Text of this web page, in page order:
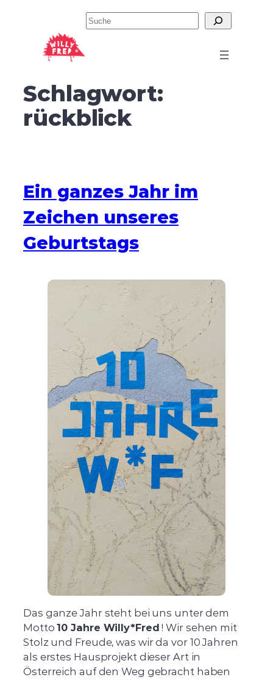
springen
Suchen
Schlagwort:
rückblick
Ein ganzes Jahr im
Zeichen unseres
Geburtstags
Das ganze Jahr steht bei uns unter dem
Motto10 Jahre Willy*Fred ! Wir sehen mit
Stolz und Freude, was wir da vor 10 Jahren
als erstes Hausprojekt dieser Art in
Österreich auf den Weg gebracht haben